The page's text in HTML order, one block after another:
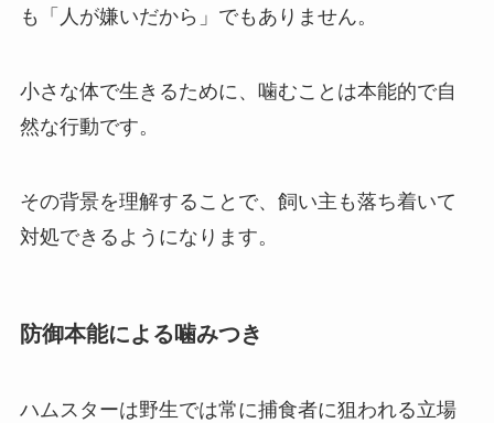
も「人が嫌いだから」でもありません。
小さな体で生きるために、噛むことは本能的で自
然な行動です。
その背景を理解することで、飼い主も落ち着いて
対処できるようになります。
防御本能による噛みつき
ハムスターは野生では常に捕食者に狙われる立場